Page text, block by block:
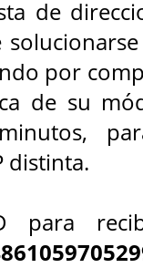
de
por
de su
distinta.
para